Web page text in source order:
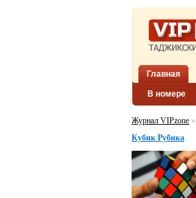
Главная
В номере
Журнал VIPzone »
Кубик Рубика